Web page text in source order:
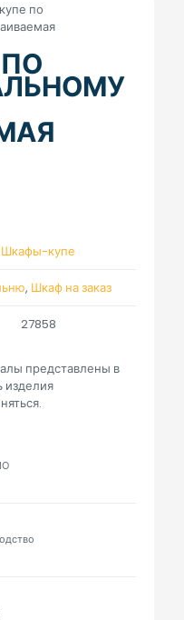
по
Шкафы-купе
, Шкаф на заказ
27858
представлены в
изделия